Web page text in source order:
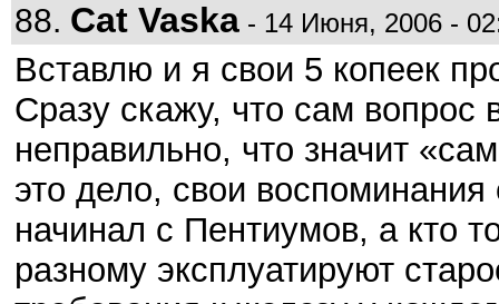
88. Cat Vaska - 14 Июня, 2006 -
Вставлю и я свои 5 копеек
Сразу скажу, что сам вопрос
неправильно, что значит
это дело, свои
начинал с Пентиумов, а кто
разному эксплуатируют